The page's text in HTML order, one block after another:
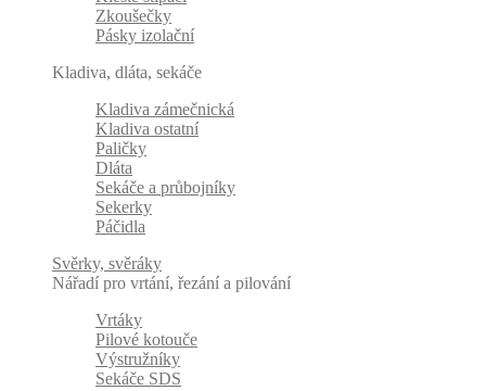
Zkoušečky
Pásky izolační
Kladiva, dláta, sekáče
Kladiva zámečnická
Kladiva ostatní
Paličky
Dláta
Sekáče a průbojníky
Sekerky
Páčidla
Svěrky, svěráky
Nářadí pro vrtání, řezání a pilování
Vrtáky
Pilové kotouče
Výstružníky
Sekáče SDS